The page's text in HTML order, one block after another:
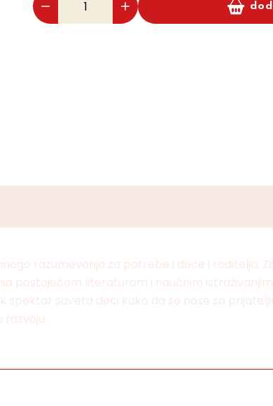
razumevanja za potrebe i dece i roditelja.
postojećom literaturom i naučnim
saveta deci kako da se nose sa